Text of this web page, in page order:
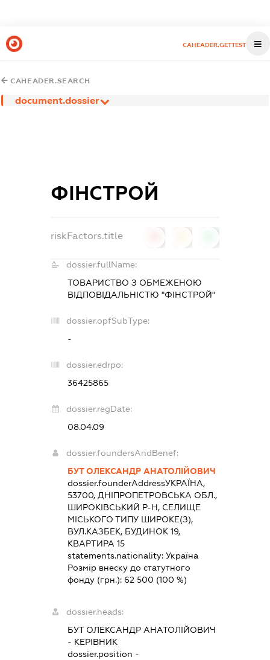
CAHEADER.GETTEST
CAHEADER.SEARCH
document.dossier
ФІНСТРОЙ
riskFactors.title
dossier.fullName:
ТОВАРИСТВО З ОБМЕЖЕНОЮ
ВІДПОВІДАЛЬНІСТЮ "ФІНСТРОЙ"
dossier.opfSubType:
-
dossier.edrpo:
36425865
dossier.regDate:
08.04.09
dossier.foundersAndBenef:
БУТ ОЛЕКСАНДР АНАТОЛІЙОВИЧ
dossier.founderAddressУКРАЇНА,
53700, ДНІПРОПЕТРОВСЬКА ОБЛ.,
ШИРОКІВСЬКИЙ Р-Н, СЕЛИЩЕ
МІСЬКОГО ТИПУ ШИРОКЕ(З),
ВУЛ.КАЗБЕК, БУДИНОК 19,
КВАРТИРА 15
statements.nationality:Україна
Розмір внеску до статутного
фонду (грн.): 62 500 (100 %)
dossier.heads:
БУТ ОЛЕКСАНДР АНАТОЛІЙОВИЧ
- КЕРІВНИК
dossier.position -